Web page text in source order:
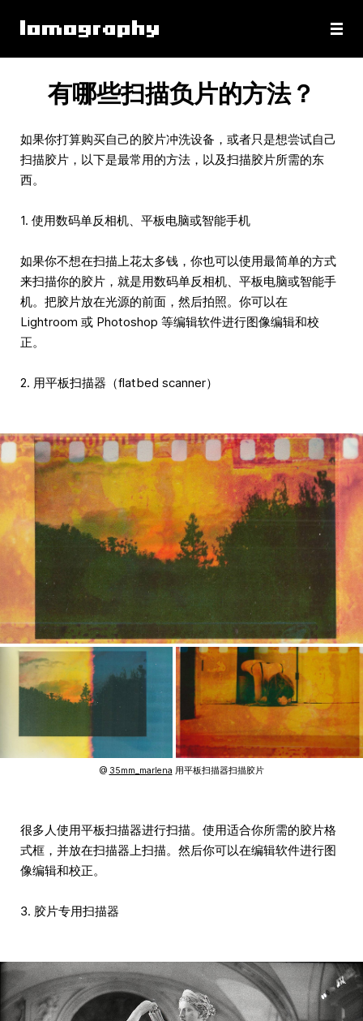
有哪些扫描负片的方法？
如果你打算购买自己的胶片冲洗设备，或者只是想尝试自己
扫描胶片，以下是最常用的方法，以及扫描胶片所需的东
西。
1. 使用数码单反相机、平板电脑或智能手机
如果你不想在扫描上花太多钱，你也可以使用最简单的方式
来扫描你的胶片，就是用数码单反相机、平板电脑或智能手
机。把胶片放在光源的前面，然后拍照。你可以在
Lightroom 或 Photoshop 等编辑软件进行图像编辑和校
正。
2. 用平板扫描器（flatbed scanner）
@ 35mm_marlena 用平板扫描器扫描胶片
很多人使用平板扫描器进行扫描。使用适合你所需的胶片格
式框，并放在扫描器上扫描。然后你可以在编辑软件进行图
像编辑和校正。
3. 胶片专用扫描器